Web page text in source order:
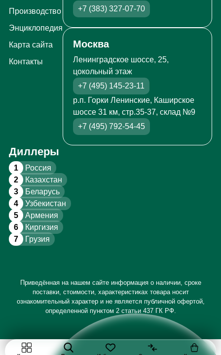
Производство
Энциклопедия
Карта сайта
Контакты
+7 (383) 327-07-70
Москва
Ленинградское шоссе, 25,
цокольный этаж
+7 (495) 145-23-11
р.п. Горки Ленинские, Каширское
шоссе 31 км, стр.35-37, склад №9
+7 (495) 792-54-45
Диллеры
1 Россия
2 Казахстан
3 Беларусь
4 Узбекистан
5 Армения
6 Киргизия
7 Грузия
Приведённая на нашем сайте информация о наличии, сроке
поставки, стоимости, характеристиках товара носит
ознакомительный характер и не является публичной офертой,
определенной пунктом 2 статьи 437 ГК РФ.